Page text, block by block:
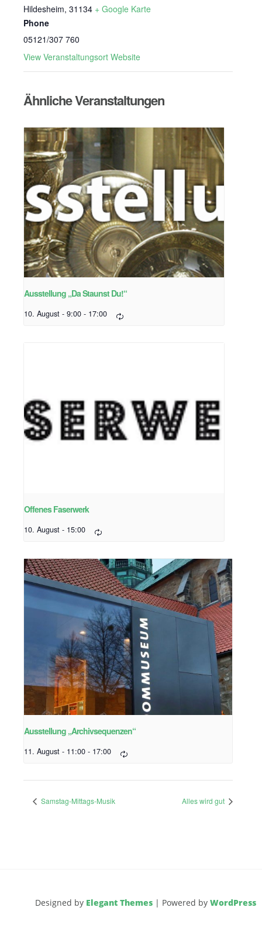
Hildesheim, 31134 + Google Karte
Phone
05121/307 760
View Veranstaltungsort Website
Ähnliche Veranstaltungen
Ausstellung „Da Staunst Du!“
10. August - 9:00 - 17:00
Offenes Faserwerk
10. August - 15:00
Ausstellung „Archivsequenzen“
11. August - 11:00 - 17:00
Samstag-Mittags-Musik Alles wird gut
Designed by Elegant Themes | Powered by WordPress